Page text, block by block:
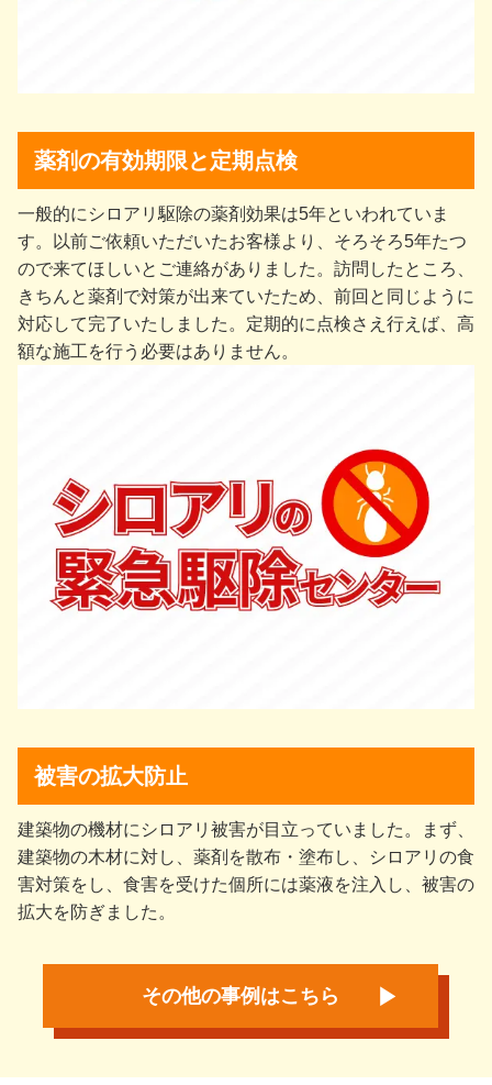
薬剤の有効期限と定期点検
一般的にシロアリ駆除の薬剤効果は5年といわれていま
す。以前ご依頼いただいたお客様より、そろそろ5年たつ
ので来てほしいとご連絡がありました。訪問したところ、
きちんと薬剤で対策が出来ていたため、前回と同じように
対応して完了いたしました。定期的に点検さえ行えば、高
額な施工を行う必要はありません。
被害の拡大防止
建築物の機材にシロアリ被害が目立っていました。まず、
建築物の木材に対し、薬剤を散布・塗布し、シロアリの食
害対策をし、食害を受けた個所には薬液を注入し、被害の
拡大を防ぎました。
その他の事例はこちら